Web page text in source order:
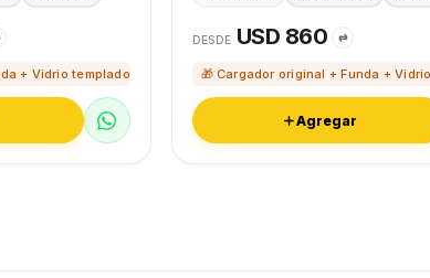
+ Vidrio templado
DESDE USD 860 ⇄
🎁 Cargador original + Funda +
Agregar